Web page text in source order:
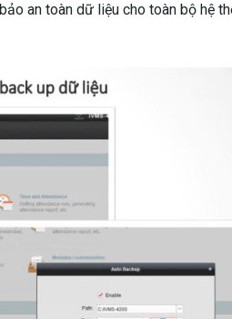
an toàn dữ liệu cho toàn bộ hệ